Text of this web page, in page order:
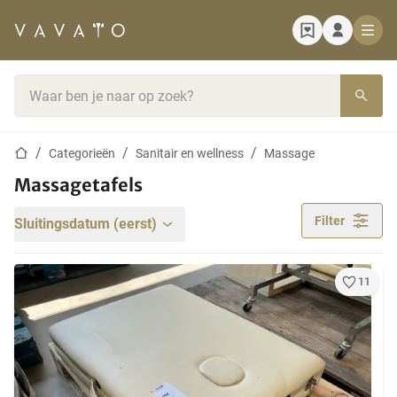
StartpaginaCategorieën Sanitair en wellness Massage
Massagetafels
Sluitingsdatum (eerst) Filter
11